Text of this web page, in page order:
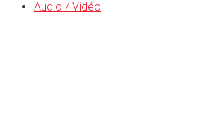
Audio / Vidéo